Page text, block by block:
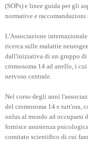
(SOPs) e linee guida per gli
normative e
L'Associazione internazionale
ricerca sulle malattie
dall'iniziativa di un gruppo
cromosoma 14 ad anello, i
nervoso centrale.
Nel corso degli anni
del cromosoma 14 e tutt'ora,
onlus al mondo ad occuparsi
fornisce assistenza
comitato scientifico di cui